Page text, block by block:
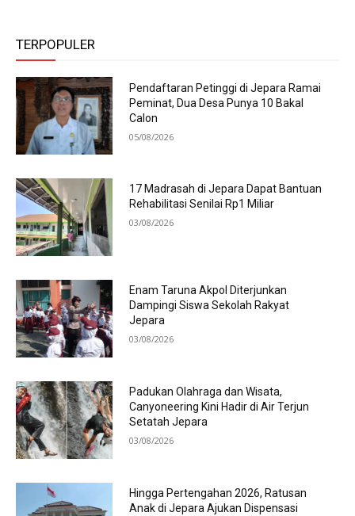
TERPOPULER
Pendaftaran Petinggi di Jepara Ramai
Peminat, Dua Desa Punya 10 Bakal
Calon
05/08/2026
17 Madrasah di Jepara Dapat Bantuan
Rehabilitasi Senilai Rp1 Miliar
03/08/2026
Enam Taruna Akpol Diterjunkan
Dampingi Siswa Sekolah Rakyat
Jepara
03/08/2026
Padukan Olahraga dan Wisata,
Canyoneering Kini Hadir di Air Terjun
Setatah Jepara
03/08/2026
Hingga Pertengahan 2026, Ratusan
Anak di Jepara Ajukan Dispensasi